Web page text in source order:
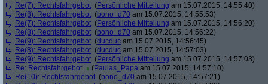
Re(7): Rechtsfahrgebot (Persönliche Mitteilung am 15.07.2015, 14:55:40)
Re(8): Rechtsfahrgebot (bono_d70 am 15.07.2015, 14:55:53)
Re(7): Rechtsfahrgebot (Persönliche Mitteilung am 15.07.2015, 14:56:20)
Re(8): Rechtsfahrgebot (bono_d70 am 15.07.2015, 14:56:22)
Re(9): Rechtsfahrgebot (ducduc am 15.07.2015, 14:56:45)
Re(8): Rechtsfahrgebot (ducduc am 15.07.2015, 14:57:03)
Re(9): Rechtsfahrgebot (Persönliche Mitteilung am 15.07.2015, 14:57:03)
Re: Rechtsfahrgebot
(Paulas_Papa am 15.07.2015, 14:57:10)
Re(10): Rechtsfahrgebot (bono_d70 am 15.07.2015, 14:57:21)